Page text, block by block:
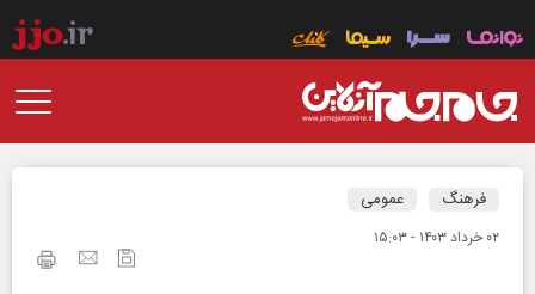
فرهنگ عمومی
۰۲ خرداد ۱۴۰۳ - ۱۵:۰۳